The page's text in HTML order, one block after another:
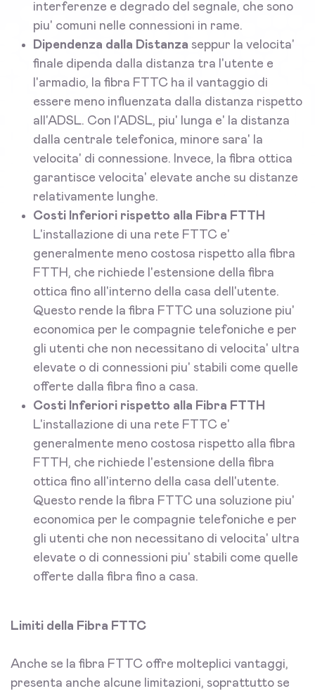
interferenze e degrado del segnale, che sono
piu' comuni nelle connessioni in rame.
Dipendenza dalla Distanza seppur la velocita'
finale dipenda dalla distanza tra l'utente e
l'armadio, la fibra FTTC ha il vantaggio di
essere meno influenzata dalla distanza rispetto
all'ADSL. Con l'ADSL, piu' lunga e' la distanza
dalla centrale telefonica, minore sara' la
velocita' di connessione. Invece, la fibra ottica
garantisce velocita' elevate anche su distanze
relativamente lunghe.
Costi Inferiori rispetto alla Fibra FTTH
L'installazione di una rete FTTC e'
generalmente meno costosa rispetto alla fibra
FTTH, che richiede l'estensione della fibra
ottica fino all'interno della casa dell'utente.
Questo rende la fibra FTTC una soluzione piu'
economica per le compagnie telefoniche e per
gli utenti che non necessitano di velocita' ultra
elevate o di connessioni piu' stabili come quelle
offerte dalla fibra fino a casa.
Costi Inferiori rispetto alla Fibra FTTH
L'installazione di una rete FTTC e'
generalmente meno costosa rispetto alla fibra
FTTH, che richiede l'estensione della fibra
ottica fino all'interno della casa dell'utente.
Questo rende la fibra FTTC una soluzione piu'
economica per le compagnie telefoniche e per
gli utenti che non necessitano di velocita' ultra
elevate o di connessioni piu' stabili come quelle
offerte dalla fibra fino a casa.
Limiti della Fibra FTTC
Anche se la fibra FTTC offre molteplici vantaggi,
presenta anche alcune limitazioni, soprattutto se